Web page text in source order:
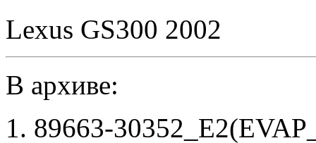
Lexus GS300 2002
В архиве:
89663-